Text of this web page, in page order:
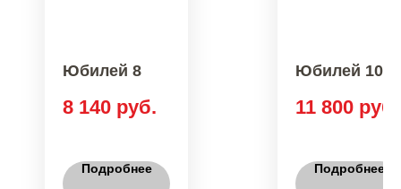
Юбилей 8
8 140 руб.
Подробнее
Юбилей 10
11 800 руб.
Подробнее